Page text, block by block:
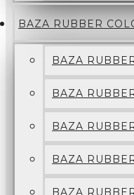
BAZA RUBBER
BAZA
BAZA
BAZA
BAZA
BAZA